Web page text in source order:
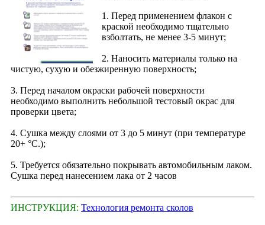
1. Перед применением флакон с
краской необходимо тщательно
взболтать, не менее 3-5 минут;
2. Наносить материалы только на
чистую, сухую и обезжиренную поверхность;
3. Перед началом окраски рабочей поверхности
необходимо выполнить небольшой тестовый окрас для
проверки цвета;
4. Сушка между слоями от 3 до 5 минут (при температуре
20+ °С.);
5. Требуется обязательно покрывать автомобильным лаком.
Сушка перед нанесением лака от 2 часов
ИНСТРУКЦИЯ: Технология ремонта сколов